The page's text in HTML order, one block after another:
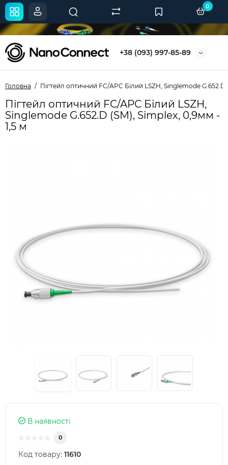
+38 (093) 997-85-89
0
Головна Пігтейл оптичний FC/APC Білий LSZH, Singlemode G.652.D
Пігтейл оптичний FC/APC Білий LSZH,
Singlemode G.652.D (SM), Simplex, 0,9мм -
1,5 м
В наявності
0
Код товару: 11610